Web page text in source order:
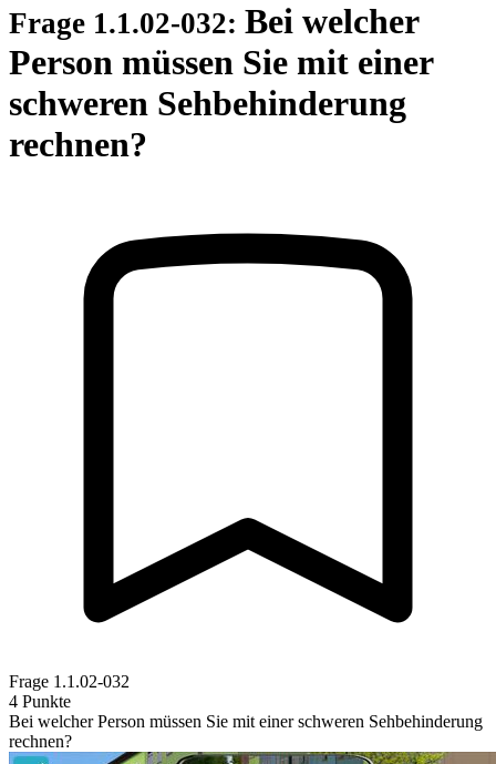
Frage 1.1.02-032: Bei welcher
Person müssen Sie mit einer
schweren Sehbehinderung
rechnen?
Frage 1.1.02-032
4 Punkte
Bei welcher Person müssen Sie mit einer schweren Sehbehinderung
rechnen?